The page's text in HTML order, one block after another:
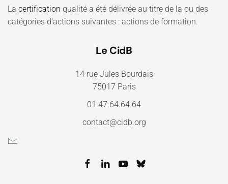
La certification qualité a été délivrée au titre de la ou des
catégories d'actions suivantes : actions de formation.
Le CidB
14 rue Jules Bourdais
75017 Paris
01.47.64.64.64
contact@cidb.org